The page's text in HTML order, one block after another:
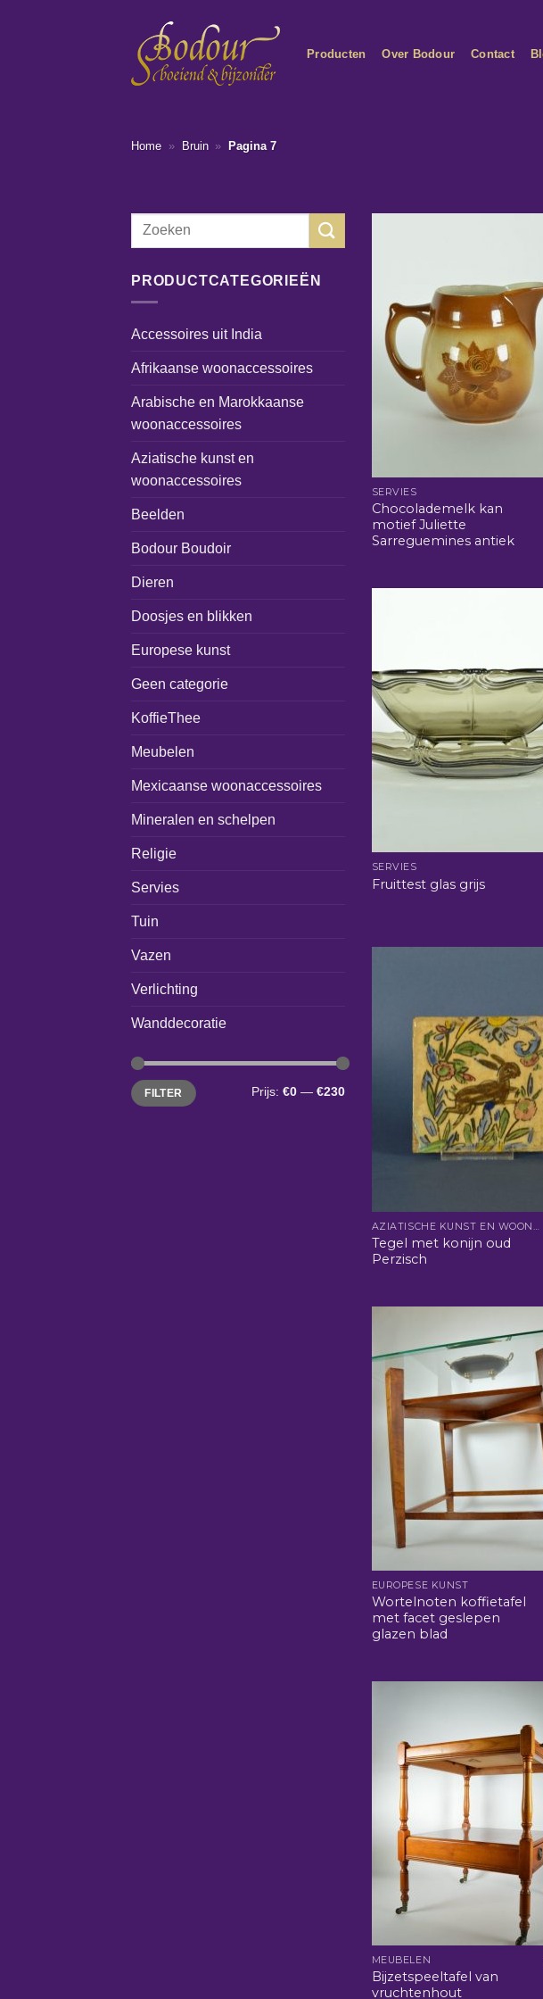
Producten Over Bodour Contact
Home » Bruin » Pagina 7
Zoeken
PRODUCTCATEGORIEËN
Accessoires uit India
Afrikaanse woonaccessoires
Arabische en Marokkaanse
woonaccessoires
Aziatische kunst en
woonaccessoires
Beelden
Bodour Boudoir
Dieren
Doosjes en blikken
Europese kunst
Geen categorie
KoffieThee
Meubelen
Mexicaanse woonaccessoires
Mineralen en schelpen
Religie
Servies
Tuin
Vazen
Verlichting
Wanddecoratie
Min.
prijs
Max.
prijsFILTER Prijs: €0 — €230
SERVIES
Chocolademelk kan
motief Juliette
Sarreguemines antiek
SERVIES
Fruittest glas grijs
AZIATISCHE KUNST EN WOONACCESSOIRES
Tegel met konijn oud
Perzisch
EUROPESE KUNST
Wortelnoten koffietafel
met facet geslepen
glazen blad
MEUBELEN
Bijzetspeeltafel van
vruchtenhout